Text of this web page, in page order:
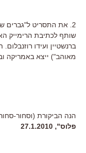
2. את התסריט ל"גברים
שותף לכתיבת הרימייק
ברנשטיין ועידו
מאוהב") ייצא באמריקה
הנה הביקורת (וסחור-
פלוס", 27.1.2010